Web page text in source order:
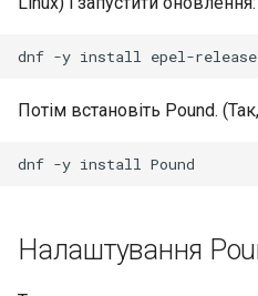
dnf -y install epel-release
Потім встановіть Pound.
dnf -y install
Налаштування